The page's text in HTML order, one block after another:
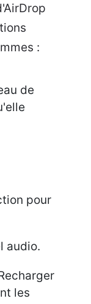
:
de
pour
audio.
les